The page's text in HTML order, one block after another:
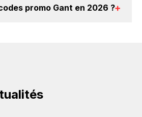
pour cumuler vos réductions
promo Gant en 2026 ?